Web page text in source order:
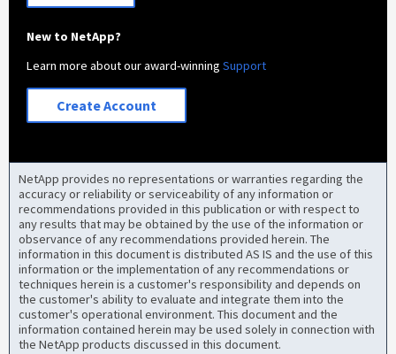
New to NetApp?
Learn more about our award-winningSupport
Create Account
NetApp provides no representations or warranties regarding the
accuracy or reliability or serviceability of any information or
recommendations provided in this publication or with respect to
any results that may be obtained by the use of the information or
observance of any recommendations provided herein. The
information in this document is distributed AS IS and the use of this
information or the implementation of any recommendations or
techniques herein is a customer's responsibility and depends on
the customer's ability to evaluate and integrate them into the
customer's operational environment. This document and the
information contained herein may be used solely in connection with
the NetApp products discussed in this document.